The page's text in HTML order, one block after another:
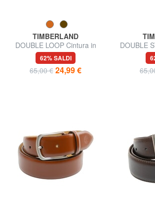
TIMBERLAND
DOUBLE LOOP Cintura in
pelle accorciabile
62% SALDI
65,00 € 24,99 €
DOUBLE
in